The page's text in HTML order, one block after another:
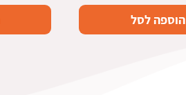
הוספה לסל